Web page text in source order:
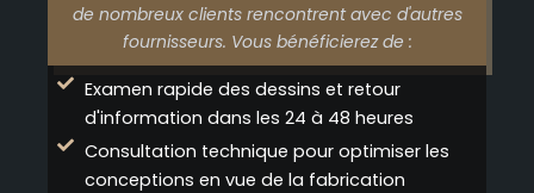
de nombreux clients rencontrent avec d'autres
fournisseurs. Vous bénéficierez de :
Examen rapide des dessins et retour
d'information dans les 24 à 48 heures
Consultation technique pour optimiser les
conceptions en vue de la fabrication